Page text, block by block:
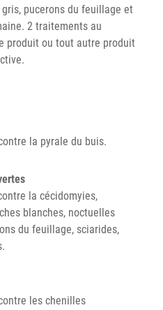
pucerons du feuillage et
2 traitements au
produit ou tout autre produit
la pyrale du buis.
la cécidomyies,
blanches, noctuelles
du feuillage, sciarides,
les chenilles